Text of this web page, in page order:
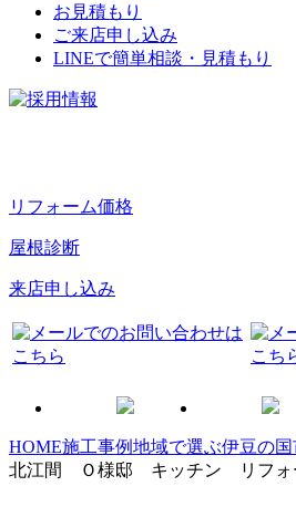
お見積もり
ご来店申し込み
LINEで簡単相談・見積もり
リフォーム価格
屋根診断
来店申し込み
HOME施工事例地域で選ぶ伊豆の国
北江間 Ｏ様邸 キッチン リフォ